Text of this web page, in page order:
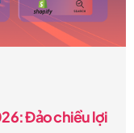
Đảo chiều lợi